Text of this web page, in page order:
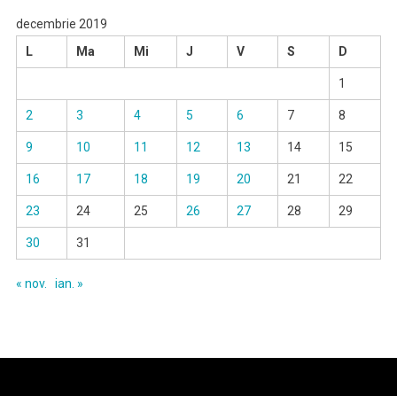
decembrie 2019
L
Ma Mi J V S D
1
2 3 4 5 6 7 8
9 10 11 12 13 14 15
16 17 18 19 20 21 22
23 24 25 26 27 28 29
30 31
« nov. ian. »